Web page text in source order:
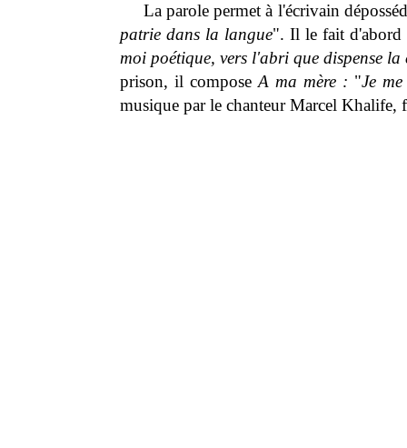
La parole permet à l'écrivain
patrie dans la langue". Il le fait
moi poétique, vers l'abri que dispense
prison, il compose A ma mère : "Je
musique par le chanteur Marcel